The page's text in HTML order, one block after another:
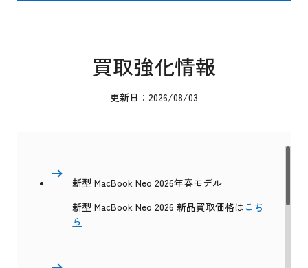
買取強化情報
更新日：2026/08/03
新型 MacBook Neo 2026年春モデル
新型 MacBook Neo 2026 新品買取価格はこち
ら